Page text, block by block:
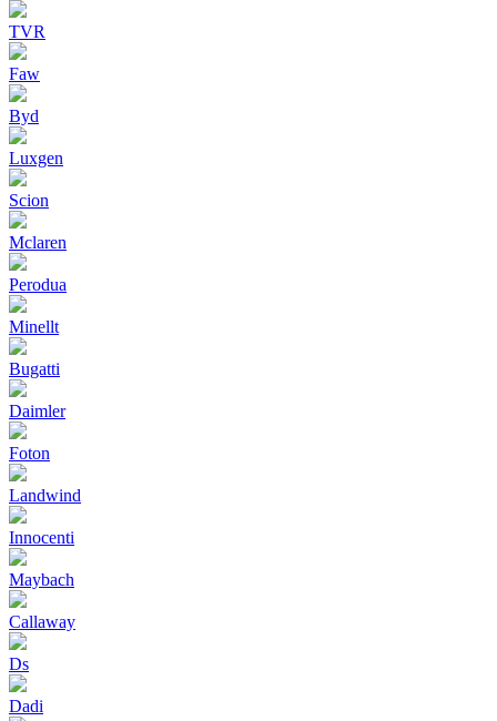
TVR
Faw
Byd
Luxgen
Scion
Mclaren
Perodua
Minellt
Bugatti
Daimler
Foton
Landwind
Innocenti
Maybach
Callaway
Ds
Dadi